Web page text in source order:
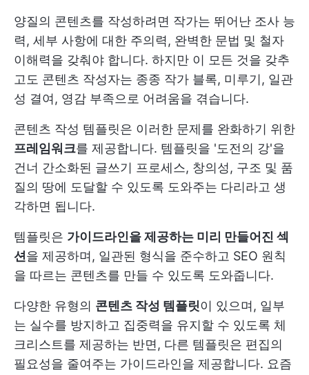
양질의 콘텐츠를 작성하려면 작가는 뛰어난 조사 능
력, 세부 사항에 대한 주의력, 완벽한 문법 및 철자
이해력을 갖춰야 합니다. 하지만 이 모든 것을 갖추
고도 콘텐츠 작성자는 종종 작가 블록, 미루기, 일관
성 결여, 영감 부족으로 어려움을 겪습니다.
콘텐츠 작성 템플릿은 이러한 문제를 완화하기 위한
프레임워크를 제공합니다. 템플릿을 '도전의 강'을
건너 간소화된 글쓰기 프로세스, 창의성, 구조 및 품
질의 땅에 도달할 수 있도록 도와주는 다리라고 생
각하면 됩니다.
템플릿은 가이드라인을 제공하는 미리 만들어진 섹
션 을 제공하며, 일관된 형식을 준수하고 SEO 원칙
을 따르는 콘텐츠를 만들 수 있도록 도와줍니다.
다양한 유형의 콘텐츠 작성 템플릿이 있으며, 일부
는 실수를 방지하고 집중력을 유지할 수 있도록 체
크리스트를 제공하는 반면, 다른 템플릿은 편집의
필요성을 줄여주는 가이드라인을 제공합니다. 요즘